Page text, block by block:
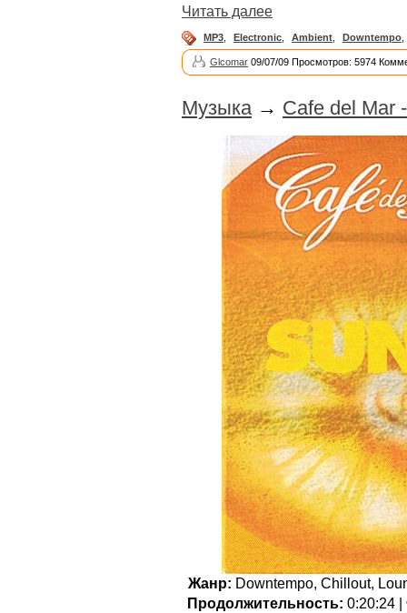
Читать далее
MP3 Electronic Ambient Downtempo
Glcomar 09/07/09 Просмотров: 5974
Музыка→ Cafe del Mar
Жанр: Downtempo, Chillout,
Продолжительность: 0:20:24 |